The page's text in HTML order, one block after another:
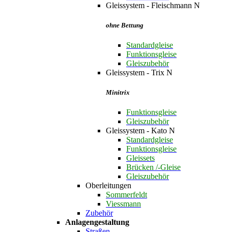
Gleissystem - Fleischmann N
ohne Bettung
Standardgleise
Funktionsgleise
Gleiszubehör
Gleissystem - Trix N
Minitrix
Funktionsgleise
Gleiszubehör
Gleissystem - Kato N
Standardgleise
Funktionsgleise
Gleissets
Brücken /-Gleise
Gleiszubehör
Oberleitungen
Sommerfeldt
Viessmann
Zubehör
Anlagengestaltung